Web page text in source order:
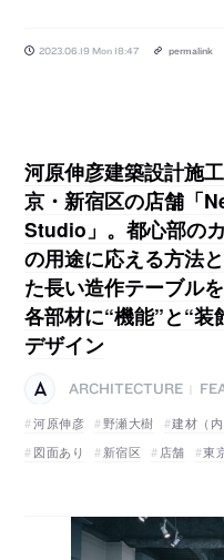
2023.06.19 Mon 18:47 permalink
河原伸彦建築設計施
京・新宿区の店舗「
Studio」。都心部の
の用途に応える方法
た長い造作テーブル
各部材に“機能”と“
デザイン
ARCHITECTURE
河原伸彦
野瀬大樹 建材（内
図面あり
新宿区 店舗 東